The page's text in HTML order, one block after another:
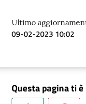
ed
eventi
Partecipazione
Ultimo
09-02-2023 10:02
Questa pagina ti